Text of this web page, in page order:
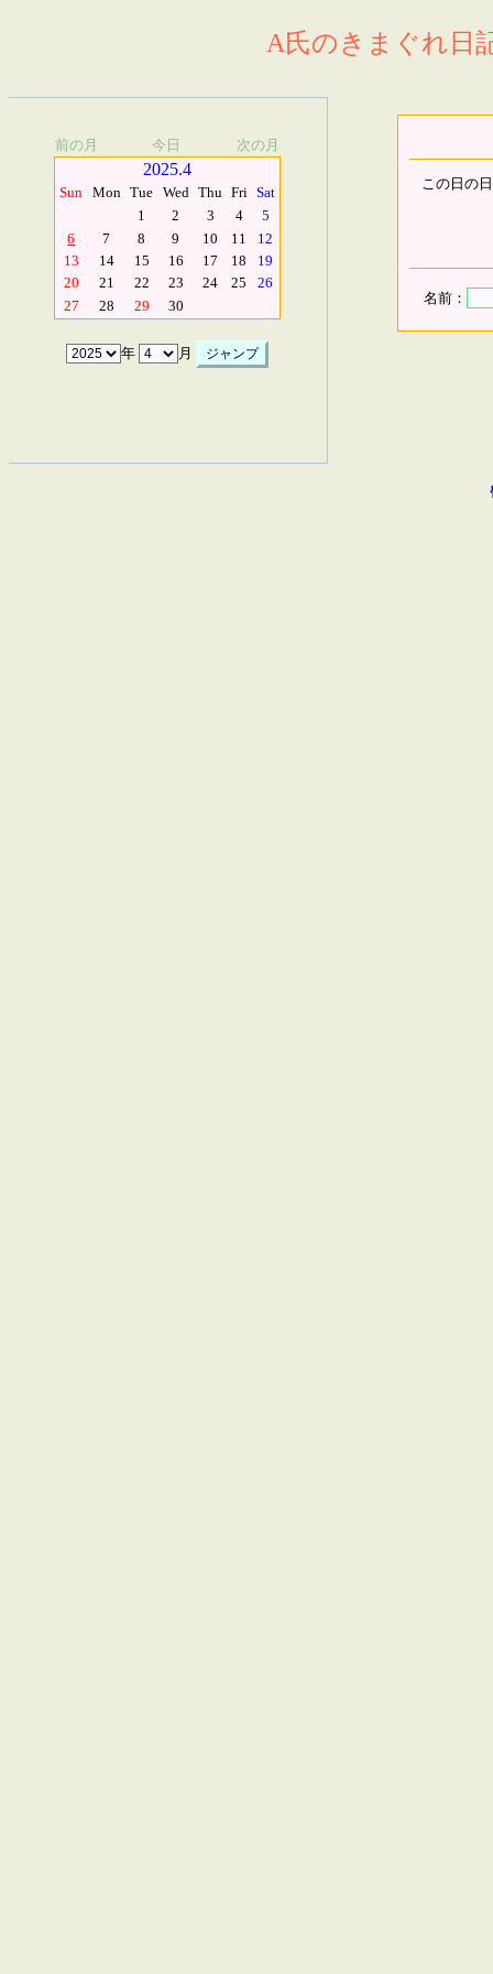
A氏のきまぐれ日
前の月 今日 次の月
2025.4
Sun Mon Tue Wed Thu Fri Sat
1
2 3 4
5
6
7 8 9 10 11
12
13
14 15 16 17 18
19
20
21 22 23 24 25
26
27
28 29 30
年 月
この日の
名前：